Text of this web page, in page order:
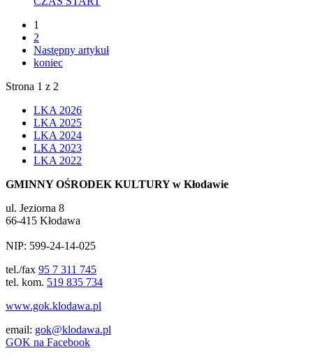
1
2
Następny artykuł
koniec
Strona 1 z 2
LKA 2026
LKA 2025
LKA 2024
LKA 2023
LKA 2022
GMINNY OŚRODEK KULTURY w Kłodawie
ul. Jeziorna 8
66-415 Kłodawa
NIP: 599-24-14-025
tel./fax 95 7 311 745
tel. kom. 519 835 734
www.gok.klodawa.pl
email: gok@klodawa.pl
GOK na Facebook